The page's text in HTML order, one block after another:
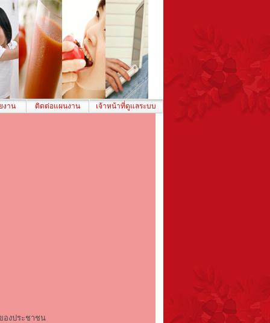
าน ติดต่อแผนงาน เจ้าหน้าที่ดูแลระบบ
งประชาชน